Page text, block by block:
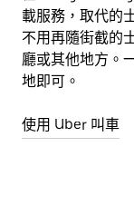
載服務，取代的
不用再隨街截的
廳或其他地方。
地即可。
使用 Uber 叫車